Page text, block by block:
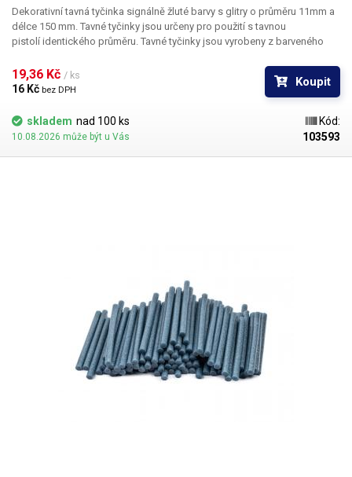
Dekorativní tavná tyčinka signálně žluté barvy s glitry o průměru 11mm a
délce 150 mm. Tavné tyčinky jsou určeny pro použití s tavnou
pistolí identického průměru. Tavné tyčinky jsou vyrobeny z barveného
vlastností vhodných pro spojování rozličných materiálů se jedná zároveň
o pohledový dekorativní prvek. Hmota je neprůhledná a oproti klasickým
lepícím tyčinkám výrazně tužší a pevnější; naopak je však méně ohebná.
Tyčinky se běžně využívají při výrobě a dekorování suchých vázaných
květin, adventních věnců, svátečních ozdob, dárků a přání. V naší
nabídce najdete také tavné tyčinky různých barev.
19,36 Kč / ks
16 Kč bez DPH
Koupit
skladem nad 100 ks
10.08.2026 může být u Vás
Kód:
103593